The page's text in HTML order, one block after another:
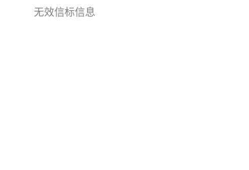
无效信标信息